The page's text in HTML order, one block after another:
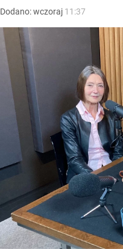
Dodano:wczoraj 11:37